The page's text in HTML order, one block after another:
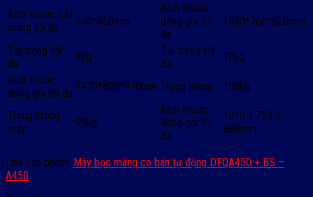
Kích thước cắt
màng tối đa
500*450mm
Kích thước
đóng gói tối
đa
1330*760*920mm
Tải trọng tối
đa
8kg
Tải trọng tối
đa
10kg
Kích thước
đóng gói tối đa
1470*820*970mm Trọng lượng 100kg
Trọng lượng
máy
95kg
Kích thước
đóng gói tối
đa
1310 x 720 x
880mm
Link sản phẩm: Máy bọc màng co bán tự động DFQA450 + BS –
A450